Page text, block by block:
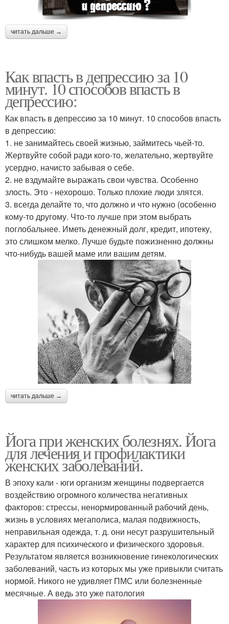
читать дальше →
Как впасть в депрессию за 10
минут. 10 способов впасть в
депрессию:
Как впасть в депрессию за 10 минут. 10 способов впасть
в депрессию:
1. не занимайтесь своей жизнью, займитесь чьей-то.
Жертвуйте собой ради кого-то, желательно, жертвуйте
усердно, начисто забывая о себе.
2. не вздумайте выражать свои чувства. Особенно
злость. Это - нехорошо. Только плохие люди злятся.
3. всегда делайте то, что должно и что нужно (особенно
кому-то другому. Что-то лучше при этом выбрать
поглобальнее. Иметь денежный долг, кредит, ипотеку,
это слишком мелко. Лучше будьте пожизненно должны
что-нибудь вашей маме или вашим детям.
читать дальше →
Йога при женских болезнях. Йога
для лечения и профилактики
женских заболеваний.
В эпоху кали - юги организм женщины подвергается
воздействию огромного количества негативных
факторов: стрессы, ненормированный рабочий день,
жизнь в условиях мегаполиса, малая подвижность,
неправильная одежда, т. д. они несут разрушительный
характер для психического и физического здоровья.
Результатом является возникновение гинекологических
заболеваний, часть из которых мы уже привыкли считать
нормой. Никого не удивляет ПМС или болезненные
месячные. А ведь это уже патология